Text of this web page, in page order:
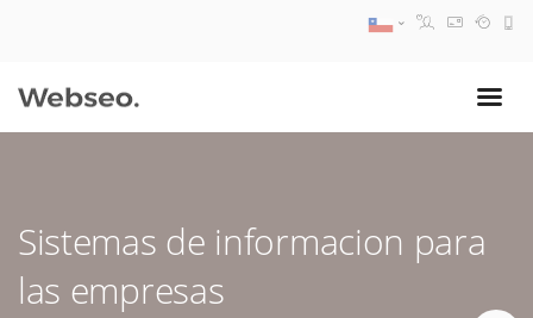
Sistemas de informacion para
las empresas
09:30 AM A 18:30 PM
soporte@webseo.cl